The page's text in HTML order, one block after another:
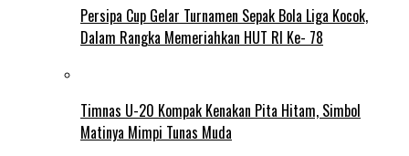
Persipa Cup Gelar Turnamen Sepak Bola Liga Kocok,
Dalam Rangka Memeriahkan HUT RI Ke- 78
Timnas U-20 Kompak Kenakan Pita Hitam, Simbol
Matinya Mimpi Tunas Muda